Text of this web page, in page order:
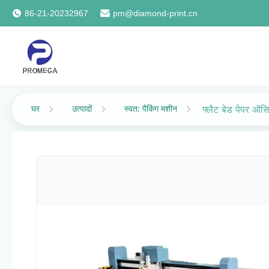
86-21-20232967 pm@diamond-print.cn
घर उत्पादों स्वत: पैकिंग मशीन फ्लैट बेड पेपर